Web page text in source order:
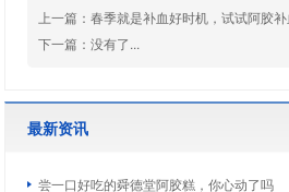
上一篇： 春季就是补血好时机，试试阿胶
下一篇：没有了...
最新资讯
尝一口好吃的舜德堂阿胶糕，你心动了吗